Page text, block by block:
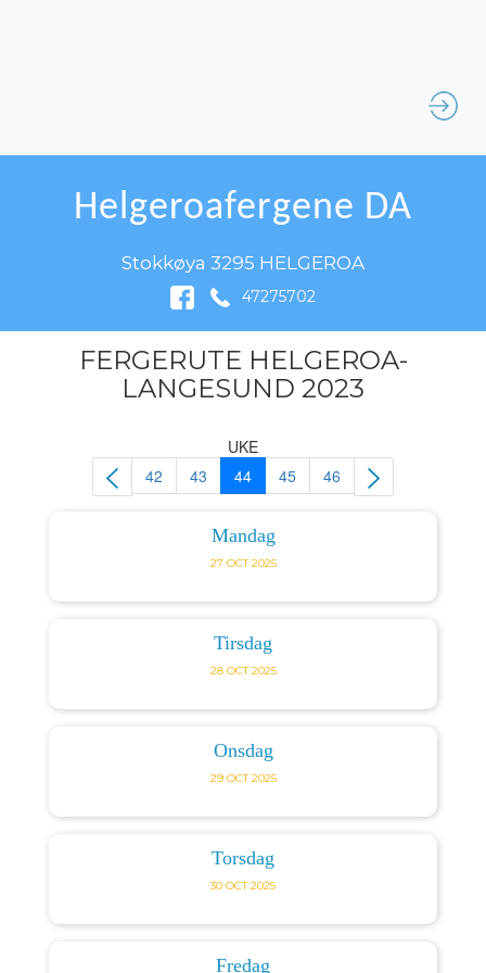
Helgeroafergene DA
Stokkøya 3295 HELGEROA
47275702
FERGERUTE HELGEROA-
LANGESUND 2023
UKE
42
43 44 45 46
Mandag
27 OCT 2025
Tirsdag
28 OCT 2025
Onsdag
29 OCT 2025
Torsdag
30 OCT 2025
Fredag